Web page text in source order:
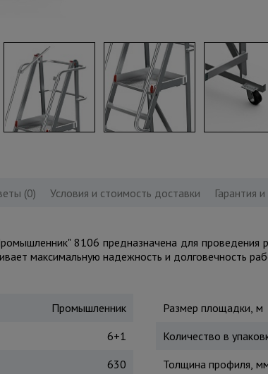
(0) Условия и стоимость доставки Гарантия
8106 предназначена для проведения
максимальную надежность и долговечность
Промышленник
6+1
630
Размер площадки, м
Количество в
Толщина профиля,